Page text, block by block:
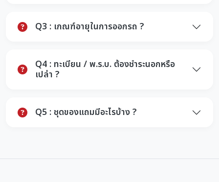
Q3 : เกณฑ์อายุในการออกรถ ?
Q4 : ทะเบียน / พ.ร.บ. ต้องชำระนอกหรือ
เปล่า ?
Q5 : ชุดของแถมมีอะไรบ้าง ?